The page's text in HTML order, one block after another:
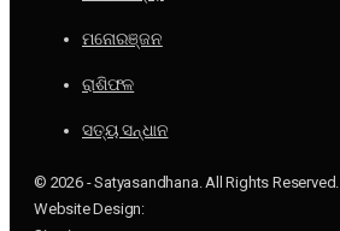
ମନୋରଞ୍ଜନ
ରାଶିଫଳ
ସତ୍ୟ ସନ୍ଧାନ
© 2026 - Satyasandhana. All Rights Reserved.
Website Design: